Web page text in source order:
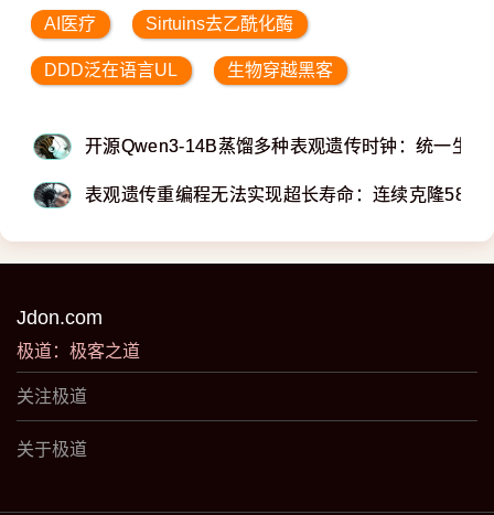
AI医疗 Sirtuins去乙酰化酶
DDD泛在语言UL 生物穿越黑客
开源Qwen3-14B蒸馏多种表观遗传时钟：统一生物
表观遗传重编程无法实现超长寿命：连续克隆58代
Jdon.com
极道：极客之道
关注极道
关于极道